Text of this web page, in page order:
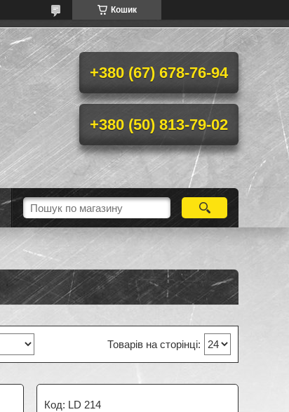
Кошик
+380 (67) 678-76-94
+380 (50) 813-79-02
LD 214